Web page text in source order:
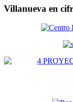
Villanueva en